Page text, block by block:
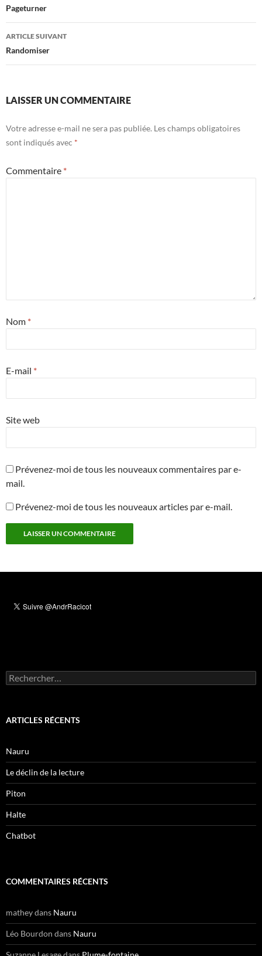
des
articles
Pageturner
ARTICLE SUIVANT
Randomiser
LAISSER UN COMMENTAIRE
Votre adresse e-mail ne sera pas publiée. Les champs obligatoires
sont indiqués avec *
Commentaire *
Nom *
E-mail *
Site web
Prévenez-moi de tous les nouveaux commentaires par e-
mail.
Prévenez-moi de tous les nouveaux articles par e-mail.
Rechercher :
ARTICLES RÉCENTS
Nauru
Le déclin de la lecture
Piton
Halte
Chatbot
COMMENTAIRES RÉCENTS
matheydans Nauru
Léo Bourdon dans Nauru